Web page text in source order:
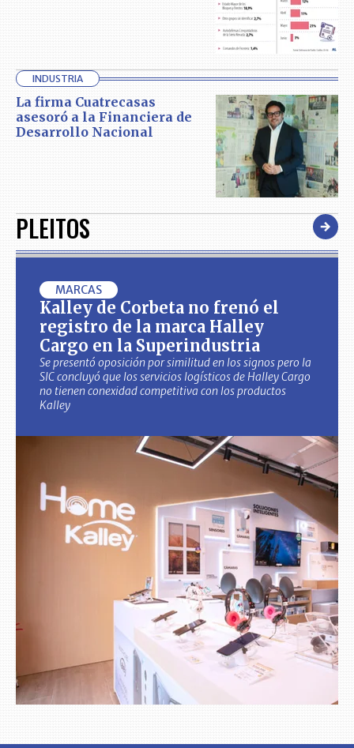
INDUSTRIA
La firma Cuatrecasas
asesoró a la Financiera de
Desarrollo Nacional
PLEITOS
MARCAS
Kalley de Corbeta no frenó el
registro de la marca Halley
Cargo en la Superindustria
Se presentó oposición por similitud en los signos pero la
SIC concluyó que los servicios logísticos de Halley Cargo
no tienen conexidad competitiva con los productos
Kalley